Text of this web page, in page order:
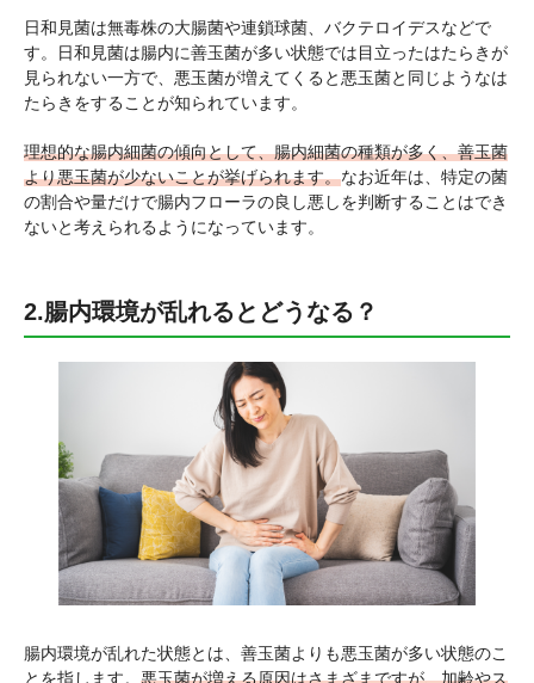
日和見菌は無毒株の大腸菌や連鎖球菌、バクテロイデスなどで
す。日和見菌は腸内に善玉菌が多い状態では目立ったはたらきが
見られない一方で、悪玉菌が増えてくると悪玉菌と同じようなは
たらきをすることが知られています。
理想的な腸内細菌の傾向として、腸内細菌の種類が多く、善玉菌
より悪玉菌が少ないことが挙げられます。なお近年は、特定の菌
の割合や量だけで腸内フローラの良し悪しを判断することはでき
ないと考えられるようになっています。
2.腸内環境が乱れるとどうなる？
腸内環境が乱れた状態とは、善玉菌よりも悪玉菌が多い状態のこ
とを指します。 悪玉菌が増える原因はさまざまですが、加齢やス